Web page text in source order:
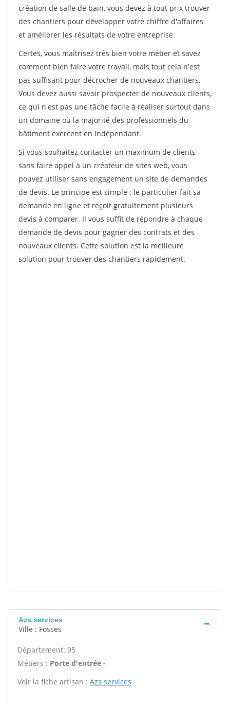
création de salle de bain, vous devez à tout prix trouver
des chantiers pour développer votre chiffre d'affaires
et améliorer les résultats de votre entreprise.
Certes, vous maîtrisez très bien votre métier et savez
comment bien faire votre travail, mais tout cela n'est
pas suffisant pour décrocher de nouveaux chantiers.
Vous devez aussi savoir prospecter de nouveaux clients,
ce qui n'est pas une tâche facile à réaliser surtout dans
un domaine où la majorité des professionnels du
bâtiment exercent en indépendant.
Si vous souhaitez contacter un maximum de clients
sans faire appel à un créateur de sites web, vous
pouvez utiliser sans engagement un site de demandes
de devis. Le principe est simple : le particulier fait sa
demande en ligne et reçoit gratuitement plusieurs
devis à comparer. Il vous suffit de répondre à chaque
demande de devis pour gagner des contrats et des
nouveaux clients. Cette solution est la meilleure
solution pour trouver des chantiers rapidement.
Azs services
Ville : Fosses
Département: 95
Métiers : Porte d'entrée -
Voir la fiche artisan : Azs services